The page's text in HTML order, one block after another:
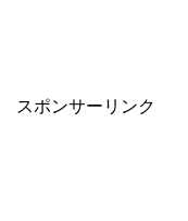
スポンサーリンク